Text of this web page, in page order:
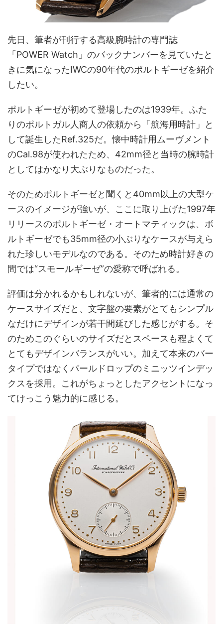
先日、筆者が刊行する高級腕時計の専門誌
「POWER Watch」のバックナンバーを見ていたと
きに気になったIWCの90年代のポルトギーゼを紹介
したい。
ポルトギーゼが初めて登場したのは1939年。ふた
りのポルトガル人商人の依頼から「航海用時計」と
して誕生したRef.325だ。懐中時計用ムーヴメント
のCal.98が使われたため、42mm径と当時の腕時計
としてはかなり大ぶりなものだった。
そのためポルトギーゼと聞くと40mm以上の大型ケ
ースのイメージが強いが、ここに取り上げた1997年
リリースのポルトギーゼ・オートマティックは、ボ
ルトギーゼでも35mm径の小ぶりなケースが与えら
れた珍しいモデルなのである。そのため時計好きの
間では“スモールギーゼ”の愛称で呼ばれる。
評価は分かれるかもしれないが、筆者的には通常の
ケースサイズだと、文字盤の要素がとてもシンプル
なだけにデザインが若干間延びした感じがする。そ
のためこのぐらいのサイズだとスペースも程よくて
とてもデザインバランスがいい。加えて本来のバー
タイプではなくパールドロップのミニッツインデッ
クスを採用。これがちょっとしたアクセントになっ
てけっこう魅力的に感じる。